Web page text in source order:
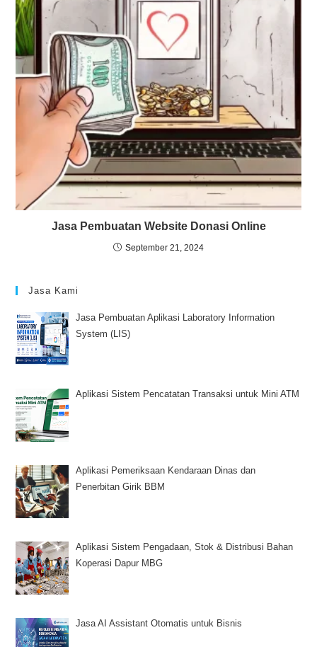
Jasa Pembuatan Website Donasi Online
September 21, 2024
Jasa Kami
Jasa Pembuatan Aplikasi Laboratory Information
System (LIS)
Aplikasi Sistem Pencatatan Transaksi untuk Mini ATM
Aplikasi Pemeriksaan Kendaraan Dinas dan
Penerbitan Girik BBM
Aplikasi Sistem Pengadaan, Stok & Distribusi Bahan
Koperasi Dapur MBG
Jasa AI Assistant Otomatis untuk Bisnis